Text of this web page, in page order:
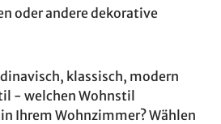
oder andere dekorative
klassisch, modern
- welchen Wohnstil
Ihrem Wohnzimmer? Wählen